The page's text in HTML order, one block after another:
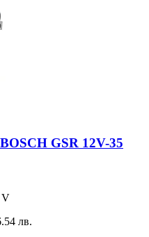
GSR 12V-35
V
лв.